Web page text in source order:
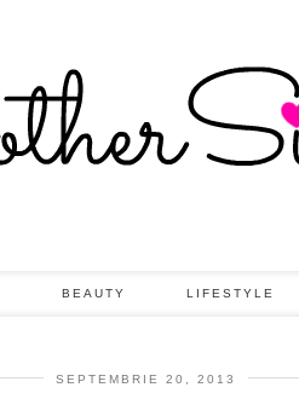
BEAUTY LIFESTYLE
SEPTEMBRIE 20, 2013